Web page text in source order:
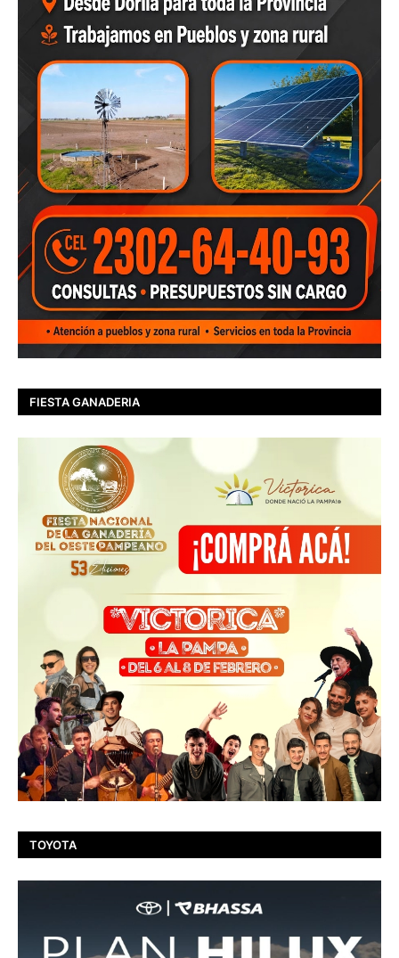
FIESTA GANADERIA
TOYOTA